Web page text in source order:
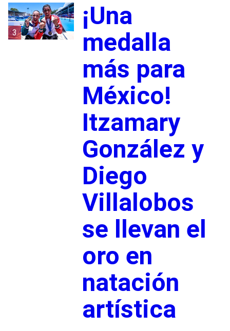
3
¡Una
medalla
más para
México!
Itzamary
González y
Diego
Villalobos
se llevan el
oro en
natación
artística